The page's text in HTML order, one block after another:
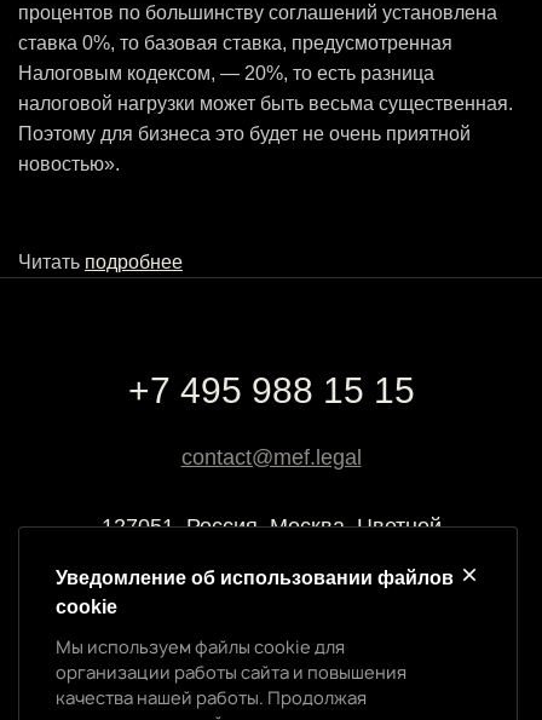
процентов по большинству соглашений установлена
ставка 0%, то базовая ставка, предусмотренная
Налоговым кодексом, — 20%, то есть разница
налоговой нагрузки может быть весьма существенная.
Поэтому для бизнеса это будет не очень приятной
новостью».
Читать подробнее
+7 495 988 15 15
contact@mef.legal
127051, Россия, Москва, Цветной
Реквизиты компании
ООО “МЭФ ЛИГАЛ”
ИНН 7704874992
Уведомление об использовании файлов
cookie
Мы используем файлы cookie для
организации работы сайта и повышения
качества нашей работы. Продолжая